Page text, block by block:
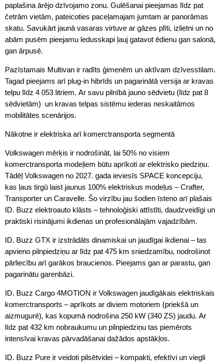
paplašina ārējo dzīvojamo zonu. Gulēšanai pieejamas līdz pat
četrām vietām, pateicoties paceļamajam jumtam ar panorāmas
skatu. Savukārt jaunā vasaras virtuve ar gāzes plīti, izlietni un no
abām pusēm pieejamu ledusskapi ļauj gatavot ēdienu gan salonā,
gan ārpusē.
Pazīstamais Multivan ir radīts ģimenēm un aktīvam dzīvesstilam.
Tagad pieejams arī plug-in hibrīds un pagarinātā versija ar kravas
telpu līdz 4 053 litriem. Ar savu pilnībā jauno sēdvietu (līdz pat 8
sēdvietām) un kravas telpas sistēmu iederas neskaitāmos
mobilitātes scenārijos.
Nākotne ir elektriska arī komerctransporta segmentā
Volkswagen mērķis ir nodrošināt, lai 50% no visiem
komerctransporta modeļiem būtu aprīkoti ar elektrisko piedziņu.
Tādēļ Volkswagen no 2027. gada ieviesīs SPACE koncepciju,
kas ļaus tirgū laist jaunus 100% elektriskus modeļus – Crafter,
Transporter un Caravelle. Šo virzību jau šodien īsteno arī plašais
ID. Buzz elektroauto klāsts – tehnoloģiski attīstīti, daudzveidīgi un
praktiski risinājumi ikdienas un profesionālajām vajadzībām.
ID. Buzz GTX ir izstrādāts dinamiskai un jaudīgai ikdienai – tas
apvieno pilnpiedziņu ar līdz pat 475 km sniedzamību, nodrošinot
pārliecību arī garākos braucienos. Pieejams gan ar parastu, gan
pagarinātu garenbāzi.
ID. Buzz Cargo 4MOTION ir Volkswagen jaudīgākais elektriskais
komerctransports – aprīkots ar diviem motoriem (priekšā un
aizmugurē), kas kopumā nodrošina 250 kW (340 ZS) jaudu. Ar
līdz pat 432 km nobraukumu un pilnpiedziņu tas piemērots
intensīvai kravas pārvadāšanai dažādos apstākļos.
ID. Buzz Pure ir veidoti pilsētvidei – kompakti, efektīvi un viegli